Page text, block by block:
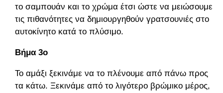
το σαμπουάν και το χρώμα έτσι ώστε να μειώσουμε
τις πιθανότητες να δημιουργηθούν γρατσουνιές στο
αυτοκίνητο κατά το πλύσιμο.
Βήμα 3ο
Το αμάξι ξεκινάμε να το πλένουμε από πάνω προς
τα κάτω. Ξεκινάμε από το λιγότερο βρώμικο μέρος,